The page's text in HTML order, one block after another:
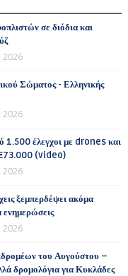
σε διόδια και
2026
Σώματος - Ελληνικής
2026
1.500 έλεγχοι με drones και
€73.000 (video)
2026
ξεμπερδέψει ακόμα
ενημερώσεις
2026
του Αυγούστου –
δρομολόγια για Κυκλάδες